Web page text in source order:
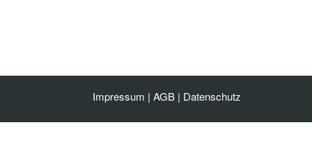
Impressum | AGB | Datenschutz